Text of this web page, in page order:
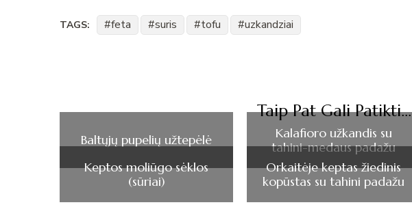
TAGS: feta suris tofu uzkandziai
Taip Pat Gali Patikti...
Baltųjų pupelių užtepėlė
Kalafioro užkandis su
tahini-medaus padažu
Keptos moliūgo sėklos
(sūriai)
Orkaitėje keptas žiedinis
kopūstas su tahini padažu